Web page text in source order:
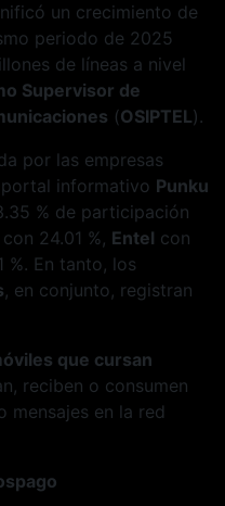
un crecimiento de
periodo de 2025
de líneas a nivel
Supervisor de
(OSIPTEL).
por las empresas
informativo Punku
% de participación
con 24.01 %, Entel con
%. En tanto, los
, en conjunto, registran
que cursan
reciben o consumen
mensajes en la red